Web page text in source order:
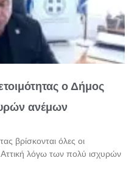
ο Δήμος
ανέμων
βρίσκονται όλες οι
Αττική λόγω των πολύ ισχυρών